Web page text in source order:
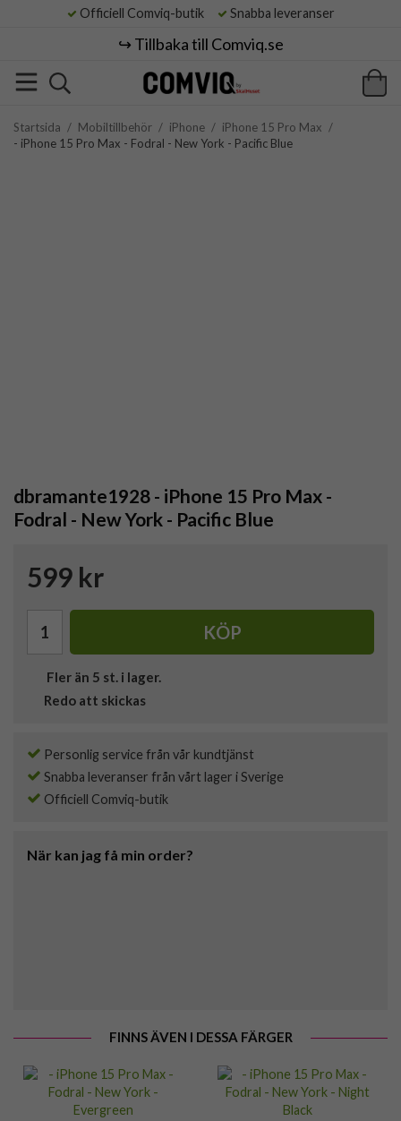
Officiell Comviq-butik Snabba leveranser
↪️ Tillbaka till Comviq.se
Startsida / Mobiltillbehör / iPhone / iPhone 15 Pro Max /
- iPhone 15 Pro Max - Fodral - New York - Pacific Blue
dbramante1928 - iPhone 15 Pro Max -
Fodral - New York - Pacific Blue
599 kr
KÖP
Fler än 5 st. i lager.
Redo att skickas
Personlig service från vår kundtjänst
Snabba leveranser från vårt lager i Sverige
Officiell Comviq-butik
När kan jag få min order?
FINNS ÄVEN I DESSA FÄRGER